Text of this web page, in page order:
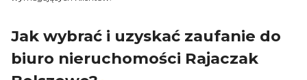
Jak wybrać i uzyskać zaufanie do
biuro nieruchomości Rajaczak